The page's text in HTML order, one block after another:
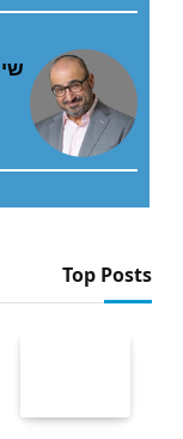
Top Posts